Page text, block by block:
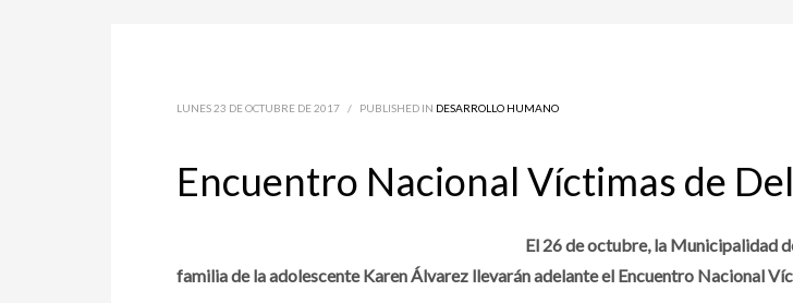
LUNES 23 DE OCTUBRE DE 2017 / PUBLISHED IN DESARROLLO HUMANO
Encuentro Nacional Víctimas de
El 26 de octubre, la Municipalidad
familia de la adolescente Karen Álvarez llevarán adelante el Encuentro Nacional